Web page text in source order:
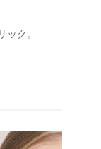
ク。